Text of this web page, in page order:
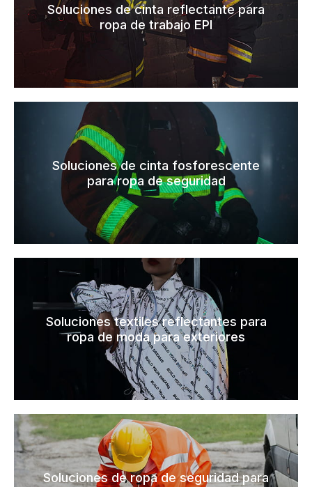
Soluciones de cinta reflectante para
ropa de trabajo EPI
Soluciones de cinta fosforescente
para ropa de seguridad
Soluciones textiles reflectantes para
ropa de moda para exteriores
Soluciones de ropa de seguridad para